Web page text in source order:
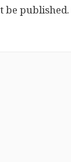
be published.